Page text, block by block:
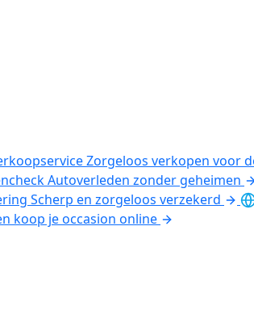
Zorgeloos verkopen voor
Autoverleden zonder geheimen
Scherp en zorgeloos verzekerd
koop je occasion online